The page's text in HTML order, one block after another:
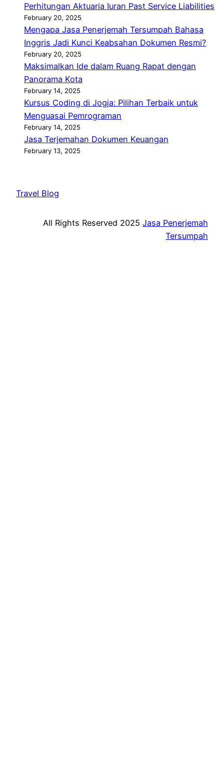
Perhitungan Aktuaria Iuran Past Service Liabilities
February 20, 2025
Mengapa Jasa Penerjemah Tersumpah Bahasa
Inggris Jadi Kunci Keabsahan Dokumen Resmi?
February 20, 2025
Maksimalkan Ide dalam Ruang Rapat dengan
Panorama Kota
February 14, 2025
Kursus Coding di Jogja: Pilihan Terbaik untuk
Menguasai Pemrograman
February 14, 2025
Jasa Terjemahan Dokumen Keuangan
February 13, 2025
Travel Blog
All Rights Reserved 2025 Jasa Penerjemah
Tersumpah